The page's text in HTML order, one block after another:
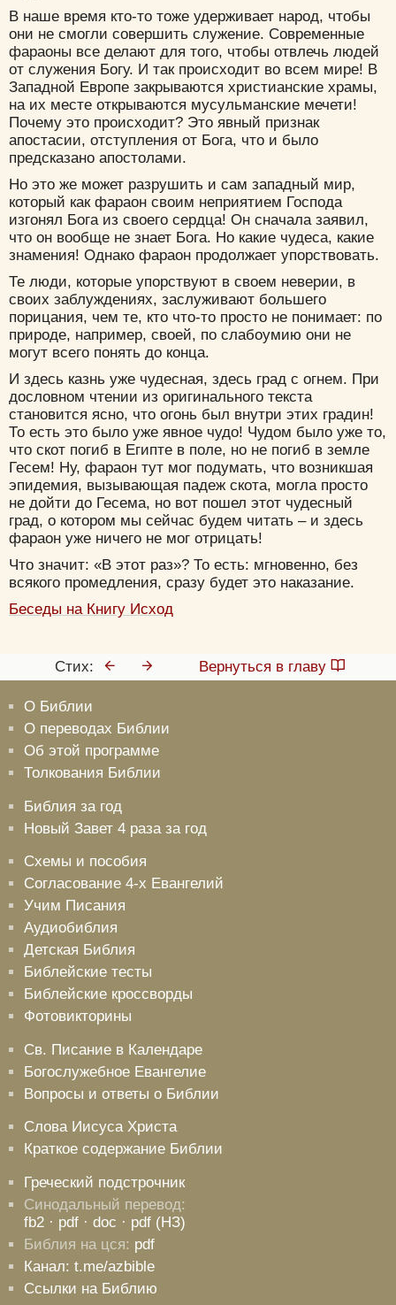
В наше время кто-то тоже удерживает народ, чтобы
они не смогли совершить служение. Современные
фараоны все делают для того, чтобы отвлечь людей
от служения Богу. И так происходит во всем мире! В
Западной Европе закрываются христианские храмы,
на их месте открываются мусульманские мечети!
Почему это происходит? Это явный признак
апостасии, отступления от Бога, что и было
предсказано апостолами.
Но это же может разрушить и сам западный мир,
который как фараон своим неприятием Господа
изгонял Бога из своего сердца! Он сначала заявил,
что он вообще не знает Бога. Но какие чудеса, какие
знамения! Однако фараон продолжает упорствовать.
Те люди, которые упорствуют в своем неверии, в
своих заблуждениях, заслуживают большего
порицания, чем те, кто что-то просто не понимает: по
природе, например, своей, по слабоумию они не
могут всего понять до конца.
И здесь казнь уже чудесная, здесь град с огнем. При
дословном чтении из оригинального текста
становится ясно, что огонь был внутри этих градин!
То есть это было уже явное чудо! Чудом было уже то,
что скот погиб в Египте в поле, но не погиб в земле
Гесем! Ну, фараон тут мог подумать, что возникшая
эпидемия, вызывающая падеж скота, могла просто
не дойти до Гесема, но вот пошел этот чудесный
град, о котором мы сейчас будем читать – и здесь
фараон уже ничего не мог отрицать!
Что значит: «В этот раз»? То есть: мгновенно, без
всякого промедления, сразу будет это наказание.
Беседы на Книгу Исход
Стих: Вернуться в главу
О Библии
О переводах Библии
Об этой программе
Толкования Библии
Библия за год
Новый Завет 4 раза за год
Схемы и пособия
Согласование 4-х Евангелий
Учим Писания
Аудиобиблия
Детская Библия
Библейские тесты
Библейские кроссворды
Фотовикторины
Св. Писание в Календаре
Богослужебное Евангелие
Вопросы и ответы о Библии
Слова Иисуса Христа
Краткое содержание Библии
Греческий подстрочник
Синодальный перевод:
fb2 · pdf · doc · pdf (НЗ)
Библия на цся: pdf
Канал: t.me/azbible
Ссылки на Библию